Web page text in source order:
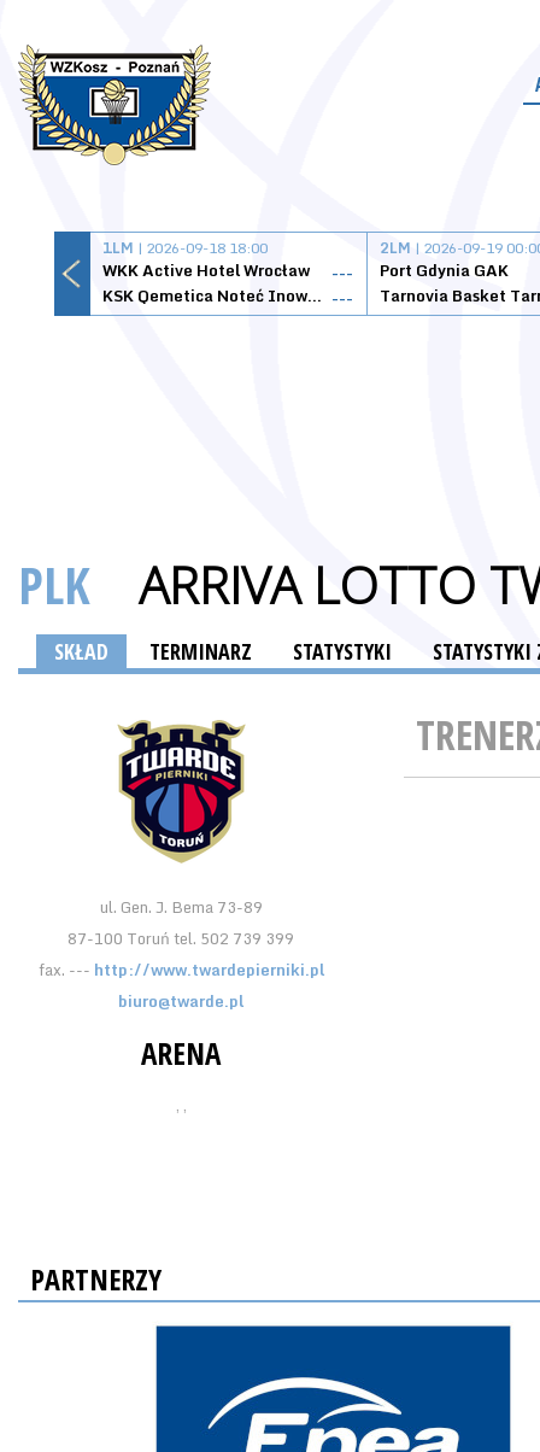
1LM | 2026-09-18 18:00
WKK Active Hotel Wrocław
---
KSK Qemetica Noteć Inowrocław ---
2LM | 2026-09-19
Port Gdynia GAK
PLK ARRIVA LOTTO
SKŁAD TERMINARZ STATYSTYKI
ul. Gen. J. Bema 73-89
87-100 Toruń tel. 502 739 399
fax. --- http://www.twardepierniki.pl
biuro@twarde.pl
ARENA
, ,
PARTNERZY